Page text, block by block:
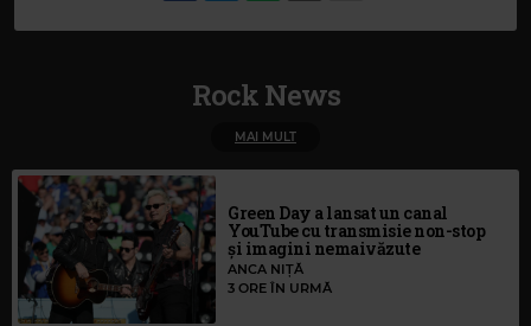
Rock News
MAI MULT
Green Day a lansat un canal
YouTube cu transmisie non-stop
și imagini nemaivăzute
ANCA NIȚĂ
3 ORE ÎN URMĂ